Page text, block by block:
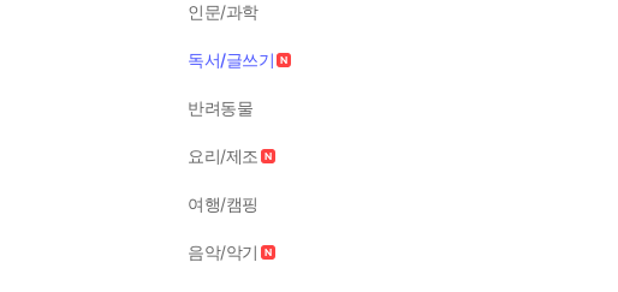
인문/과학
독서/글쓰기
반려동물
요리/제조
여행/캠핑
음악/악기